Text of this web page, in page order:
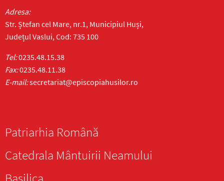
Adresa:
Str. Ștefan cel Mare, nr.1, Municipiul Huși,
Județul Vaslui, Cod: 735 100
Tel:0235.48.15.38
Fax:0235.48.11.38
E-mail:secretariat@episcopiahusilor.ro
Patriarhia Română
Catedrala Mântuirii Neamului